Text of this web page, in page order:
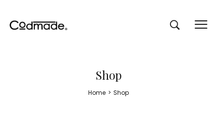
Shop
Home > Shop